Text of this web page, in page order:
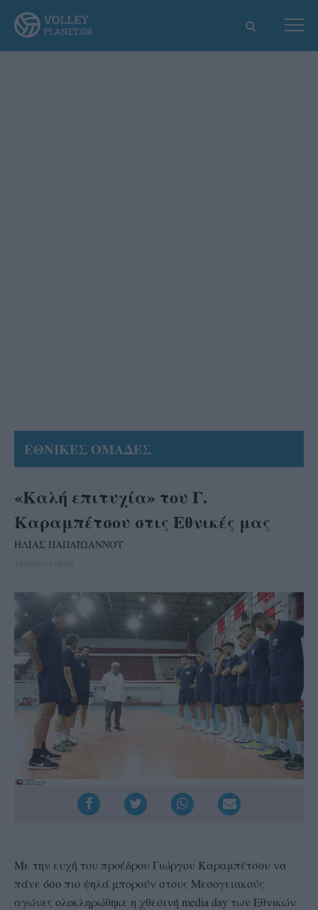
ΕΘΝΙΚΕΣ ΟΜΑΔΕΣ
«Καλή επιτυχία» του Γ.
Καραμπέτσου στις Εθνικές μας
ΗΛΙΑΣ ΠΑΠΑΪΩΑΝΝΟΥ
Με την ευχή του προέδρου Γιώργου Καραμπέτσου να
πάνε όσο πιο ψηλά μπορούν στους Μεσογειακούς
αγώνες ολοκληρώθηκε η χθεσινή media day των Εθνικών